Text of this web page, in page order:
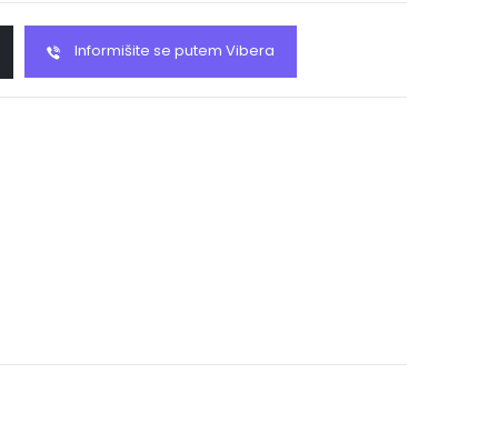
Informišite se putem Vibera